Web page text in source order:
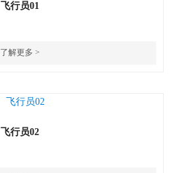
飞行员01
了解更多 >
飞行员02